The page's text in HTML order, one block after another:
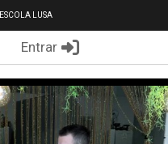
ESCOLA LUSA
Entrar